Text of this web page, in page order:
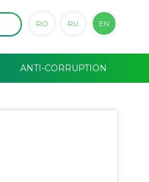
RO RU EN
ANTI-CORRUPTION